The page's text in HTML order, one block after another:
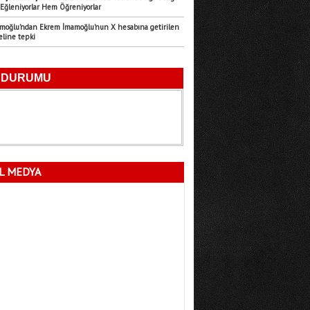
Emre Türk
11.07.2026
Mersin’in Sessiz Felaketi
Fatma Lalecan
11.09.2025
Hem Öğreniyorlar
Ekrem İmamoğlu’nun X hesabına getirilen
tepki
MEDYA